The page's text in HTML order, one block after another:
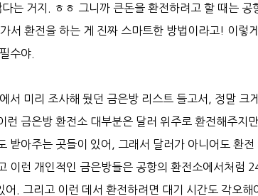
는 거지. ㅎㅎ 그니까 큰돈을 환전하려고 할 때는 공
서 환전을 하는 게 진짜 스마트한 방법이라고! 이렇
수야.
서 미리 조사해 뒀던 금은방 리스트 들고서, 정말 크
금은방 환전소 대부분은 달러 위주로 환전해주지
받아주는 곳들이 있어, 그래서 달러가 아니어도 환전
이런 개인적인 금은방들은 공항의 환전소에서처럼
. 그리고 이런 데서 환전하려면 대기 시간도 각오해